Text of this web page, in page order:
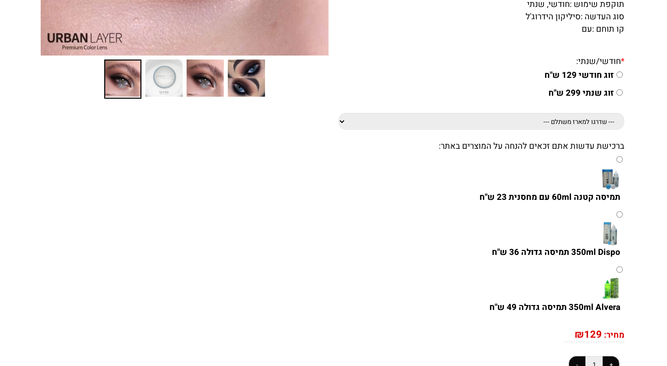
תוקפת שימוש :חודשי, שנתי
סוג העדשה :סיליקון הידרוג'ל
קו תוחם :עם
*חודשי/שנתי:
זוג חודשי 129 ש"ח
זוג שנתי 299 ש"ח
ברכישת עדשות אתם זכאים להנחה על המוצרים באתר:
תמיסה קטנה 60ml עם מחסנית 23 ש"ח
350ml Dispo תמיסה גדולה 36 ש"ח
350ml Alvera תמיסה גדולה 49 ש"ח
מחיר: ₪129